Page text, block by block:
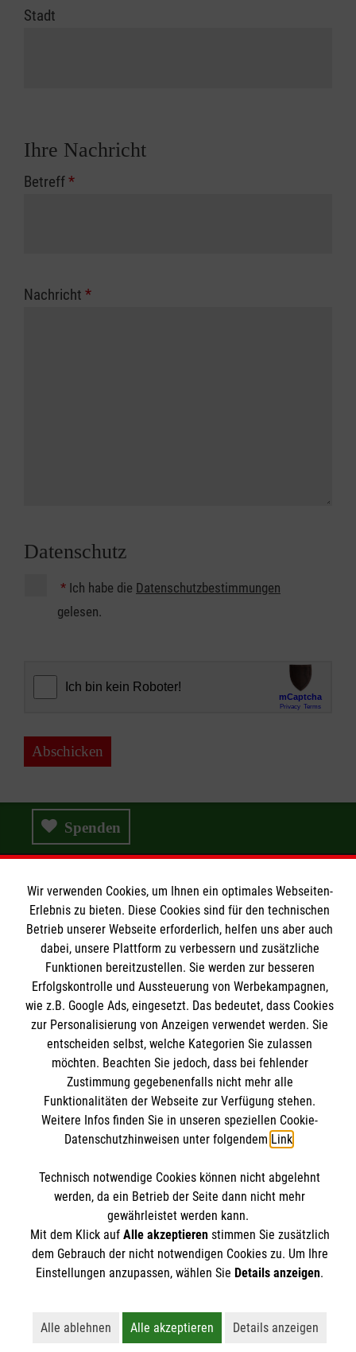
Stadt
Ihre Nachricht
Betreff*
Nachricht *
Datenschutz
* Ich habe die Datenschutzbestimmungen
gelesen.
Abschicken
Spenden
Wir Malteser
Wir Malteser
Spenden & Helfen
Angebote & Leistungen
Kursangebote
Mitarbeiten & Aktiv werden
Informationen
Presse und Medien
Impressum
Datenschutz
Malteser online
Malteserorden
Malteser International
Sharepoint
Spendenkonto
Empfänger: Malteser Hilfsdienst e.V.
IBAN: DE90 6005 0101 0001 2706 88
BIC: SOLADEST600
Der Malteser Hilfsdienst e.V. ist als eingetragene
gemeinnützige Organisation von der Körperschaft- und
Wir verwenden Cookies, um Ihnen ein optimales Webseiten-
Erlebnis zu bieten. Diese Cookies sind für den technischen
Betrieb unserer Webseite erforderlich, helfen uns aber auch
dabei, unsere Plattform zu verbessern und zusätzliche
Funktionen bereitzustellen. Sie werden zur besseren
Erfolgskontrolle und Aussteuerung von Werbekampagnen,
wie z.B. Google Ads, eingesetzt. Das bedeutet, dass Cookies
zur Personalisierung von Anzeigen verwendet werden. Sie
entscheiden selbst, welche Kategorien Sie zulassen
möchten. Beachten Sie jedoch, dass bei fehlender
Zustimmung gegebenenfalls nicht mehr alle
Funktionalitäten der Webseite zur Verfügung stehen.
Weitere Infos finden Sie in unseren speziellen Cookie-
Datenschutzhinweisen unter folgendem Link.
Technisch notwendige Cookies können nicht abgelehnt
werden, da ein Betrieb der Seite dann nicht mehr
gewährleistet werden kann.
Mit dem Klick auf Alle akzeptierenstimmen Sie zusätzlich
dem Gebrauch der nicht notwendigen Cookies zu. Um Ihre
Einstellungen anzupassen, wählen Sie Details anzeigen.
Alle ablehnen
Lehnt alle nicht-essentiellen Cookies ab
Alle akzeptieren
Akzeptiert alle Cookies
Details anzeigen